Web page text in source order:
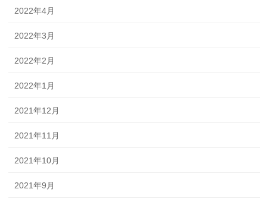
2022年4月
2022年3月
2022年2月
2022年1月
2021年12月
2021年11月
2021年10月
2021年9月